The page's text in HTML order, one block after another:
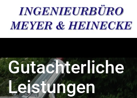
Gutachterliche
Leistungen